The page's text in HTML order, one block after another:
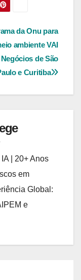
da Onu para
ambiente VAI
de São
e Curitiba
| 20+ Anos
em
Global:
e